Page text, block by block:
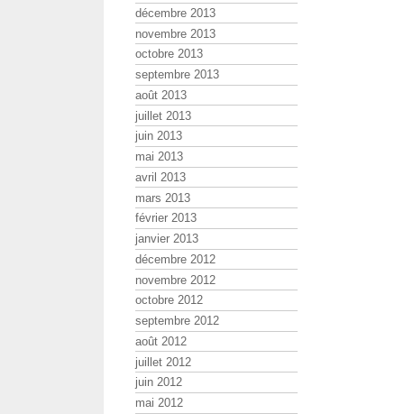
décembre 2013
novembre 2013
octobre 2013
septembre 2013
août 2013
juillet 2013
juin 2013
mai 2013
avril 2013
mars 2013
février 2013
janvier 2013
décembre 2012
novembre 2012
octobre 2012
septembre 2012
août 2012
juillet 2012
juin 2012
mai 2012